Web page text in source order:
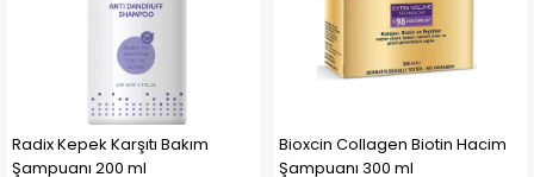
Radix Kepek Karşıtı Bakım
Şampuanı 200 ml
Bioxcin Collagen Biotin Hacim
Şampuanı 300 ml